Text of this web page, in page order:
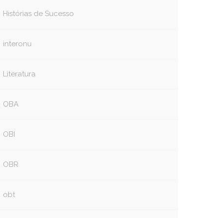
Histórias de Sucesso
interonu
Literatura
OBA
OBI
OBR
obt